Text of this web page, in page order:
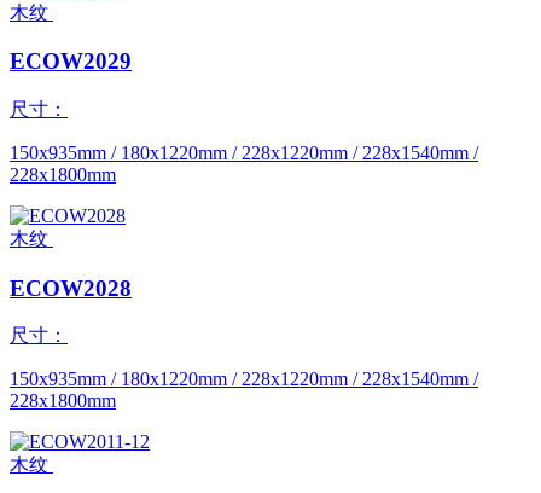
木纹
ECOW2029
尺寸：
150x935mm / 180x1220mm / 228x1220mm / 228x1540mm /
228x1800mm
木纹
ECOW2028
尺寸：
150x935mm / 180x1220mm / 228x1220mm / 228x1540mm /
228x1800mm
木纹